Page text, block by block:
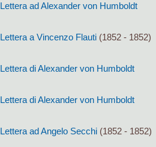
Lettera ad Alexander von Humboldt
Lettera a Vincenzo Flauti (1852 - 1852)
Lettera di Alexander von Humboldt
Lettera di Alexander von Humboldt
Lettera ad Angelo Secchi (1852 - 1852)